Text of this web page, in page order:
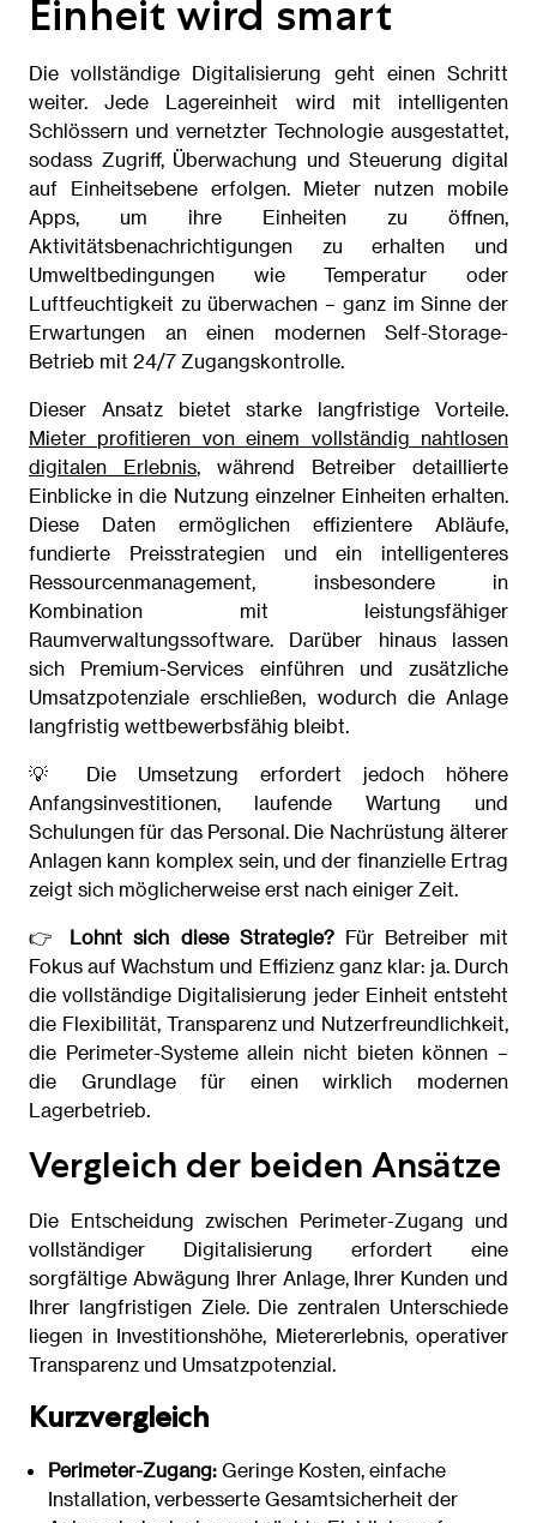
Einheit wird smart
Die vollständige Digitalisierung geht einen Schritt
weiter. Jede Lagereinheit wird mit intelligenten
Schlössern und vernetzter Technologie ausgestattet,
sodass Zugriff, Überwachung und Steuerung digital
auf Einheitsebene erfolgen. Mieter nutzen mobile
Apps, um ihre Einheiten zu öffnen,
Aktivitätsbenachrichtigungen zu erhalten und
Umweltbedingungen wie Temperatur oder
Luftfeuchtigkeit zu überwachen – ganz im Sinne der
Erwartungen an einen modernen Self-Storage-
Betrieb mit 24/7 Zugangskontrolle.
Dieser Ansatz bietet starke langfristige Vorteile.
Mieter profitieren von einem vollständig nahtlosen
digitalen Erlebnis, während Betreiber detaillierte
Einblicke in die Nutzung einzelner Einheiten erhalten.
Diese Daten ermöglichen effizientere Abläufe,
fundierte Preisstrategien und ein intelligenteres
Ressourcenmanagement, insbesondere in
Kombination mit leistungsfähiger
Raumverwaltungssoftware. Darüber hinaus lassen
sich Premium-Services einführen und zusätzliche
Umsatzpotenziale erschließen, wodurch die Anlage
langfristig wettbewerbsfähig bleibt.
💡 Die Umsetzung erfordert jedoch höhere
Anfangsinvestitionen, laufende Wartung und
Schulungen für das Personal. Die Nachrüstung älterer
Anlagen kann komplex sein, und der finanzielle Ertrag
zeigt sich möglicherweise erst nach einiger Zeit.
👉 Lohnt sich diese Strategie?Für Betreiber mit
Fokus auf Wachstum und Effizienz ganz klar: ja. Durch
die vollständige Digitalisierung jeder Einheit entsteht
die Flexibilität, Transparenz und Nutzerfreundlichkeit,
die Perimeter-Systeme allein nicht bieten können –
die Grundlage für einen wirklich modernen
Lagerbetrieb.
Vergleich der beiden Ansätze
Die Entscheidung zwischen Perimeter-Zugang und
vollständiger Digitalisierung erfordert eine
sorgfältige Abwägung Ihrer Anlage, Ihrer Kunden und
Ihrer langfristigen Ziele. Die zentralen Unterschiede
liegen in Investitionshöhe, Mietererlebnis, operativer
Transparenz und Umsatzpotenzial.
Kurzvergleich
Perimeter-Zugang: Geringe Kosten, einfache
Installation, verbesserte Gesamtsicherheit der